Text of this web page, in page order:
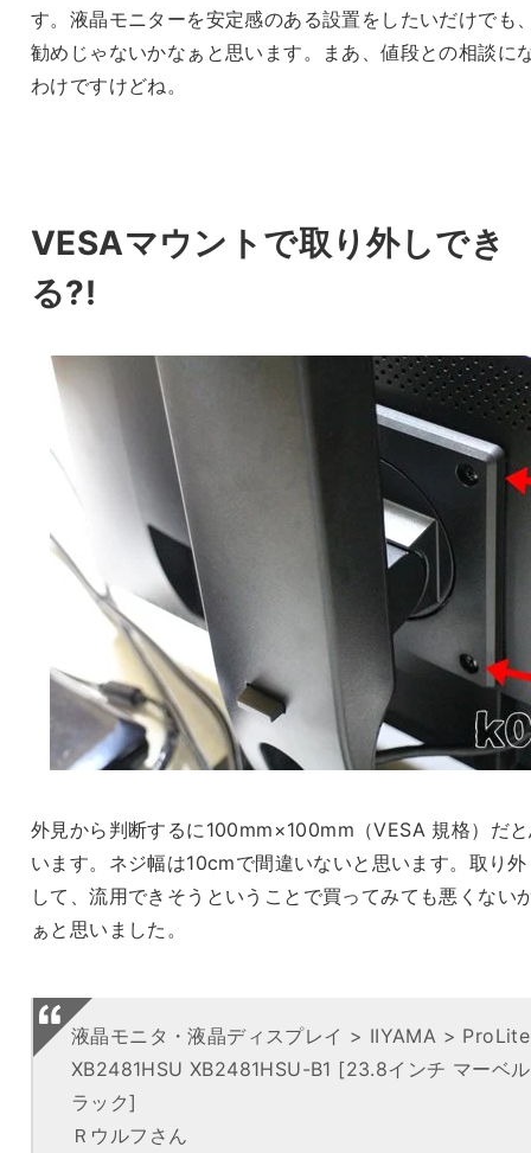
す。液晶モニターを安定感のある設置をしたいだけでも
勧めじゃないかなぁと思います。まあ、値段との相談に
わけですけどね。
VESAマウントで取り外しでき
る?!
外見から判断するに100mm×100mm（VESA 規格）だ
います。ネジ幅は10cmで間違いないと思います。取り
して、流用できそうということで買ってみても悪くない
ぁと思いました。
液晶モニタ・液晶ディスプレイ > IIYAMA > ProLite
XB2481HSU XB2481HSU-B1 [23.8インチ マーベ
ラック]
Ｒウルフさん